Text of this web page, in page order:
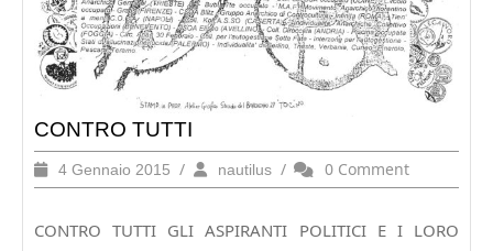
CONTRO TUTTI
4 Gennaio 2015
Gennaio
/ nautilusnautilus
/ 0 Comment
CONTRO TUTTI GLI ASPIRANTI POLITICI E I LORO